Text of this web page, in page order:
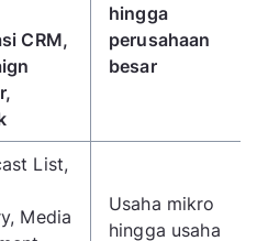
CRM,
hingga
perusahaan
besar
List,
Media
Usaha mikro
hingga usaha